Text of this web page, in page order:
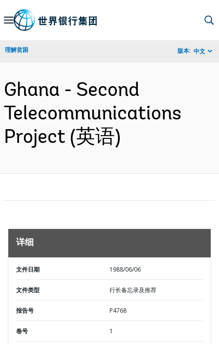
Skip
Navigation
理解贫困 版本: 中文
Ghana - Second
Telecommunications
Project (英语)
详细
文件日期 1988/06/06
文件类型 行长备忘录及推荐
报告号 P4768
卷号 1